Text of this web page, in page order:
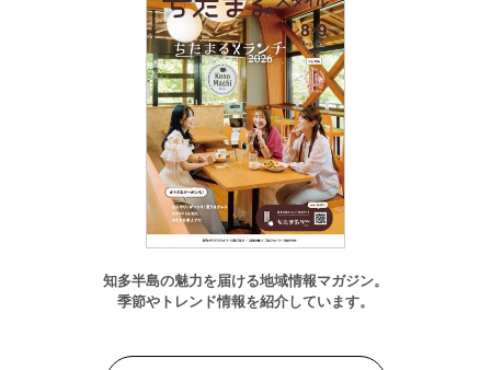
知多半島の魅力を届ける地域情報マガジン。
季節やトレンド情報を紹介しています。